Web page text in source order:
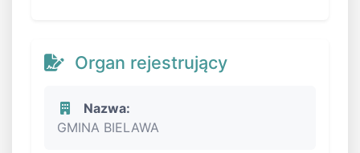
Organ rejestrujący
Nazwa:
GMINA BIELAWA